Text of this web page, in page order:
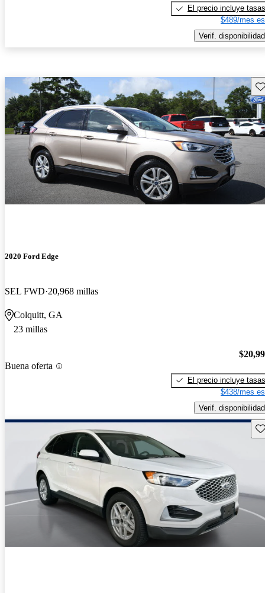
El precio incluye tasas
$489/mes
Verif. disponibilidad
2020 Ford Edge
SEL FWD 20,968 millas
Colquitt, GA
23 millas
Buena oferta
El precio incluye tasas
$438/mes
Verif. disponibilidad